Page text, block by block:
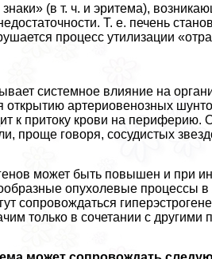
(в т. ч. и эритема),
Т. е. печень
процесс утилизации
системное влияние на
открытию артериовенозных
к притоку крови на периферию.
проще говоря, сосудистых
может быть повышен и при
опухолевые процессы
сопровождаться
только в сочетании с другими